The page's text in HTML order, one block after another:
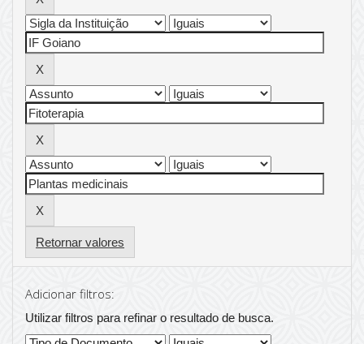
Retornar valores
Adicionar filtros:
Utilizar filtros para refinar o resultado de busca.